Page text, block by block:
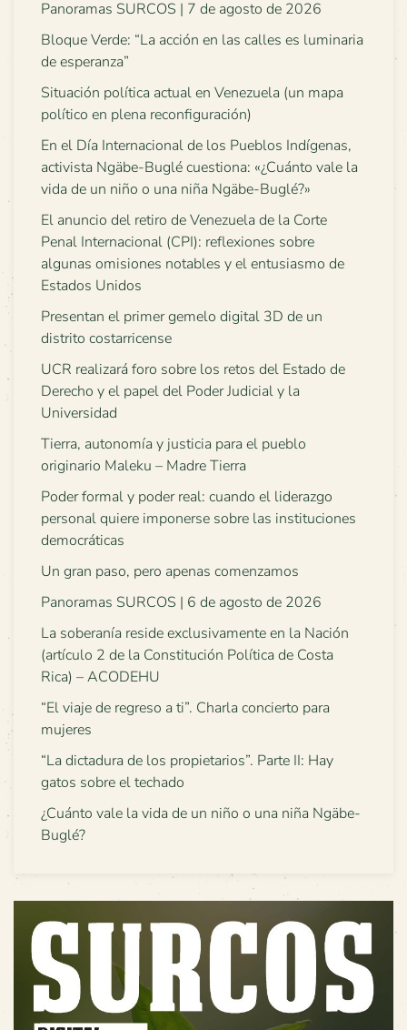
Panoramas SURCOS | 7 de agosto de 2026
Bloque Verde: “La acción en las calles es luminaria
de esperanza”
Situación política actual en Venezuela (un mapa
político en plena reconfiguración)
En el Día Internacional de los Pueblos Indígenas,
activista Ngäbe-Buglé cuestiona: «¿Cuánto vale la
vida de un niño o una niña Ngäbe-Buglé?»
El anuncio del retiro de Venezuela de la Corte
Penal Internacional (CPI): reflexiones sobre
algunas omisiones notables y el entusiasmo de
Estados Unidos
Presentan el primer gemelo digital 3D de un
distrito costarricense
UCR realizará foro sobre los retos del Estado de
Derecho y el papel del Poder Judicial y la
Universidad
Tierra, autonomía y justicia para el pueblo
originario Maleku – Madre Tierra
Poder formal y poder real: cuando el liderazgo
personal quiere imponerse sobre las instituciones
democráticas
Un gran paso, pero apenas comenzamos
Panoramas SURCOS | 6 de agosto de 2026
La soberanía reside exclusivamente en la Nación
(artículo 2 de la Constitución Política de Costa
Rica) – ACODEHU
“El viaje de regreso a ti”. Charla concierto para
mujeres
“La dictadura de los propietarios”. Parte II: Hay
gatos sobre el techado
¿Cuánto vale la vida de un niño o una niña Ngäbe-
Buglé?